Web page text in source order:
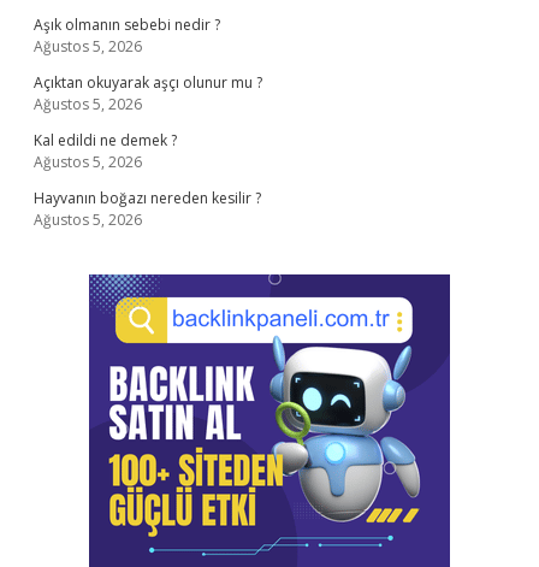
Aşık olmanın sebebi nedir ?
Ağustos 5, 2026
Açıktan okuyarak aşçı olunur mu ?
Ağustos 5, 2026
Kal edildi ne demek ?
Ağustos 5, 2026
Hayvanın boğazı nereden kesilir ?
Ağustos 5, 2026